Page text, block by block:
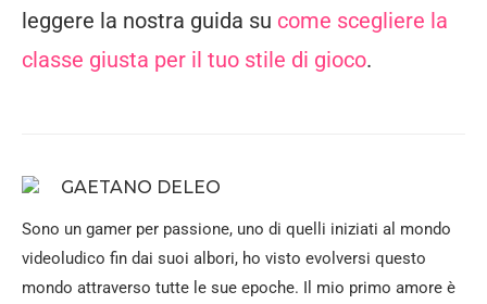
leggere la nostra guida su come scegliere la
classe giusta per il tuo stile di gioco.
GAETANO DELEO
Sono un gamer per passione, uno di quelli iniziati al mondo
videoludico fin dai suoi albori, ho visto evolversi questo
mondo attraverso tutte le sue epoche. Il mio primo amore è